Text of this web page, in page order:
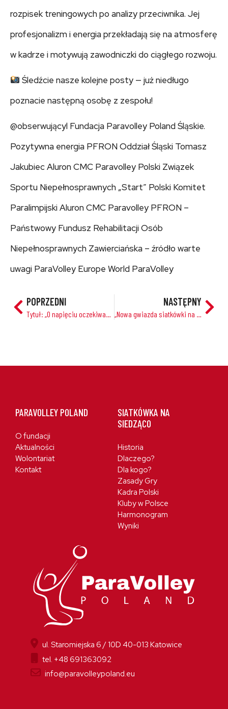
rozpisek treningowych po analizy przeciwnika. Jej
profesjonalizm i energia przekładają się na atmosferę
w kadrze i motywują zawodniczki do ciągłego rozwoju.
Śledźcie nasze kolejne posty — już niedługo
poznacie następną osobę z zespołu!
@obserwującyl Fundacja Paravolley Poland Śląskie.
Pozytywna energia PFRON Oddział Śląski Tomasz
Jakubiec Aluron CMC Paravolley Polski Związek
Sportu Niepełnosprawnych „Start” Polski Komitet
Paralimpijski Aluron CMC Paravolley PFRON –
Państwowy Fundusz Rehabilitacji Osób
Niepełnosprawnych Zawierciańska – źródło warte
uwagi ParaVolley Europe World ParaVolley
POPRZEDNI
Tytuł: „O napięciu oczekiwania: 5 dni do rozpoczęcia Mistrzostw Europy w Siedzącej Siatkówce w Győr”
NASTĘPNY
„Nowa gwiazda siatkówki na siedząco – Joanna Maczuga: Pasja i determinacja prowadzą na sportowy szczyt”
PARAVOLLEY POLAND
O fundacji
Aktualności
Wolontariat
Kontakt
SIATKÓWKA NA
SIEDZĄCO
Historia
Dlaczego?
Dla kogo?
Zasady Gry
Kadra Polski
Kluby w Polsce
Harmonogram
Wyniki
ul. Staromiejska 6 / 10D 40-013 Katowice
tel. +48 691363092
info@paravolleypoland.eu